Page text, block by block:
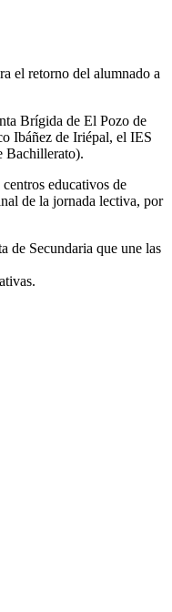
el retorno del alumnado a
Brígida de El Pozo de
Ibáñez de Iriépal, el IES
Bachillerato).
educativos de
de la jornada lectiva, por
de Secundaria que une las